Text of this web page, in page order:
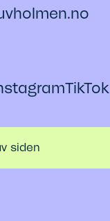
TikTok
siden